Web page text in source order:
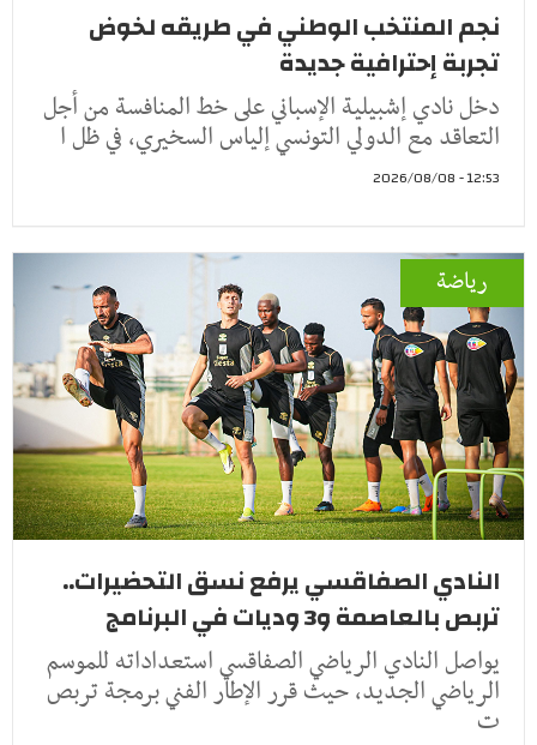
نجم المنتخب الوطني في طريقه لخوض
تجربة إحترافية جديدة
دخل نادي إشبيلية الإسباني على خط المنافسة من أجل
التعاقد مع الدولي التونسي إلياس السخيري، في ظل ا
12:53 - 2026/08/08
رياضة
النادي الصفاقسي يرفع نسق التحضيرات..
تربص بالعاصمة و3 وديات في البرنامج
يواصل النادي الرياضي الصفاقسي استعداداته للموسم
الرياضي الجديد، حيث قرر الإطار الفني برمجة تربص
ت